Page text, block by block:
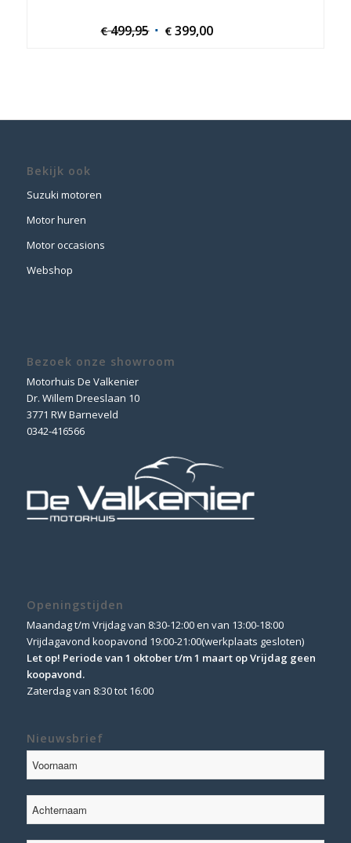
€499,95 Original
€ 399,00Current
Bekijk ook
Suzuki motoren
Motor huren
Motor occasions
Webshop
Bezoek onze showroom
Motorhuis De Valkenier
Dr. Willem Dreeslaan 10
3771 RW Barneveld
0342-416566
Openingstijden
Maandag t/m Vrijdag van 8:30-12:00 en van 13:00-18:00
Vrijdagavond koopavond 19:00-21:00(werkplaats gesloten)
Let op! Periode van 1 oktober t/m 1 maart op Vrijdag geen
koopavond.
Zaterdag van 8:30 tot 16:00
Nieuwsbrief